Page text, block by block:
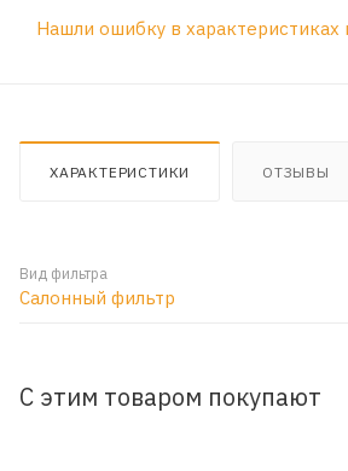
Нашли ошибку в характеристиках
ХАРАКТЕРИСТИКИ ОТЗЫВЫ
Вид фильтра
Салонный фильтр
С этим товаром покупают